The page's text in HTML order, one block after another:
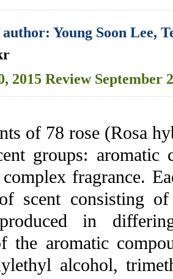
Young Soon Lee,
2015 ReviewSeptember
of 78 rose (Rosa
groups: aromatic
fragrance.
scent consisting
in
the aromatic
alcohol,